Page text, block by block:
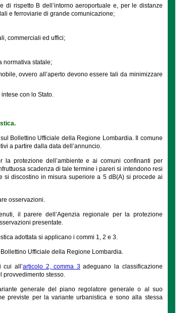
rispetto B dell’intorno aeroportuale e, per le distanze
e ferroviarie di grande comunicazione;
commerciali ed uffici;
normativa statale;
ovvero all’aperto devono essere tali da minimizzare
con lo Stato.
Bollettino Ufficiale della Regione Lombardia. Il comune
a partire dalla data dell’annuncio.
la protezione dell’ambiente e ai comuni confinanti per
scadenza di tale termine i pareri si intendono resi
si discostino in misura superiore a 5 dB(A) si procede ai
osservazioni.
il parere dell’Agenzia regionale per la protezione
presentate.
adottata si applicano i commi 1, 2 e 3.
Ufficiale della Regione Lombardia.
cui all’articolo 2, comma 3adeguano la classificazione
provvedimento stesso.
generale del piano regolatore generale o al suo
previste per la variante urbanistica e sono alla stessa